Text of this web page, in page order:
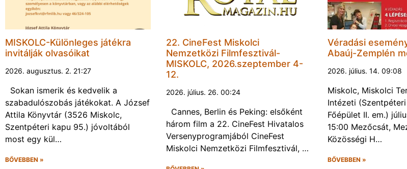
MISKOLC-Különleges játékra
invitálják olvasóikat
2026. augusztus. 2. 21:27
Sokan ismerik és kedvelik a
szabadulószobás játékokat. A József
Attila Könyvtár (3526 Miskolc,
Szentpéteri kapu 95.) jóvoltából
most egy kül…
BŐVEBBEN »
22. CineFest Miskolci
Nemzetközi Filmfesztivál-
MISKOLC, 2026.szeptember 4-
12.
2026. július. 26. 00:24
Cannes, Berlin és Peking: elsőként
három film a 22. CineFest Hivatalos
Versenyprogramjából CineFest
Miskolci Nemzetközi Filmfesztivál, …
Véradási
Abaúj-Zemplén
2026. július. 14. 09:08
Miskolc, Miskolci
Intézeti
Főépület II. em.)
15:00 Mezőcsát,
Közösségi H…
BŐVEBBEN »